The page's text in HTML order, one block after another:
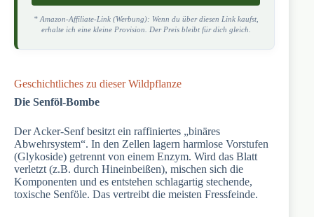
* Amazon-Affiliate-Link (Werbung): Wenn du über diesen Link kaufst,
erhalte ich eine kleine Provision. Der Preis bleibt für dich gleich.
Geschichtliches zu dieser Wildpflanze
Die Senföl-Bombe
Der Acker-Senf besitzt ein raffiniertes „binäres
Abwehrsystem“. In den Zellen lagern harmlose Vorstufen
(Glykoside) getrennt von einem Enzym. Wird das Blatt
verletzt (z.B. durch Hineinbeißen), mischen sich die
Komponenten und es entstehen schlagartig stechende,
toxische Senföle. Das vertreibt die meisten Fressfeinde.